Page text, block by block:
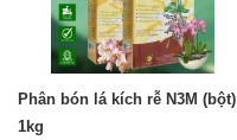
Phân bón lá kích rễ N3M (bột)
1kg